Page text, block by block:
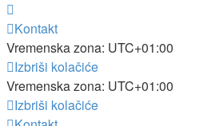
Kontakt
Vremenska zona: UTC+01:00
Izbriši kolačiće
Vremenska zona: UTC+01:00
Izbriši kolačiće